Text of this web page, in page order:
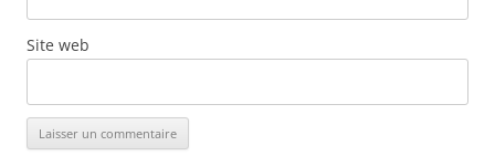
Site web